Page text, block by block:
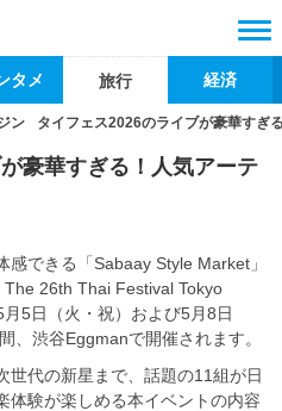
タメ 旅行 経済
ン タイフェス2026のライブが豪華すぎ
豪華すぎる！人気アーテ
できる「Sabaay Style Market」
26th Thai Festival Tokyo
5日（火・祝）および5月8日
、渋谷Eggmanで開催されます。
世代の新星まで、話題の11組が日
体験が楽しめる本イベントの内容